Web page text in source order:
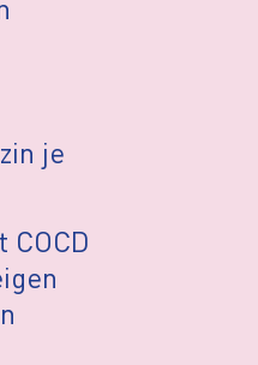
je